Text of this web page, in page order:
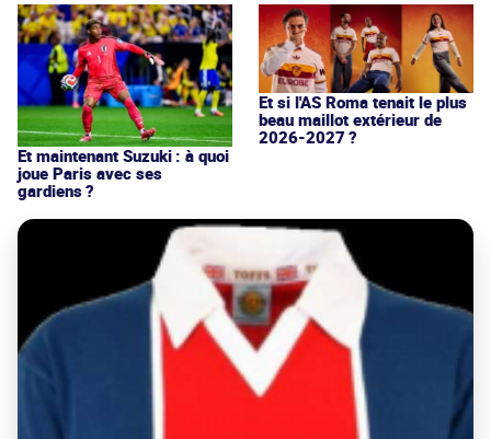
Et maintenant Suzuki : à quoi
joue Paris avec ses
gardiens ?
Et si l'AS Roma tenait le plus
beau maillot extérieur de
2026-2027 ?